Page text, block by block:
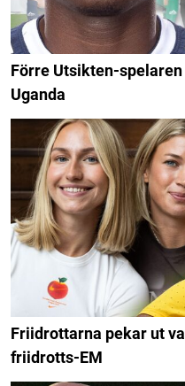
Förre Utsikten-
Uganda
Friidrottarna pekar ut
friidrotts-EM